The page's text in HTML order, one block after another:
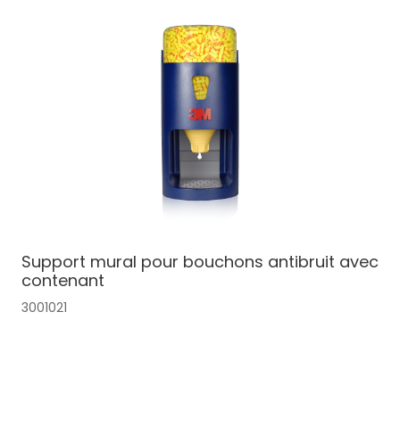
Support mural pour bouchons antibruit avec
contenant
3001021